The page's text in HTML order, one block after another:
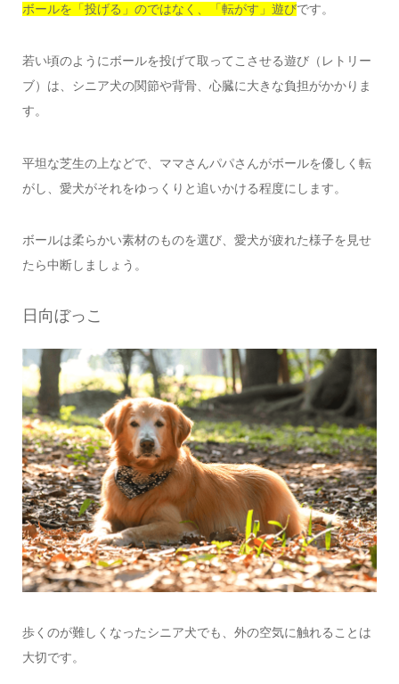
ボールを「投げる」のではなく、「転がす」遊びです。
若い頃のようにボールを投げて取ってこさせる遊び（レトリー
ブ）は、シニア犬の関節や背骨、心臓に大きな負担がかかりま
す。
平坦な芝生の上などで、ママさんパパさんがボールを優しく転
がし、愛犬がそれをゆっくりと追いかける程度にします。
ボールは柔らかい素材のものを選び、愛犬が疲れた様子を見せ
たら中断しましょう。
日向ぼっこ
歩くのが難しくなったシニア犬でも、外の空気に触れることは
大切です。